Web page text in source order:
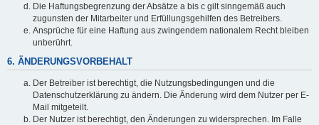
Die Haftungsbegrenzung der Absätze a bis c gilt sinngemäß auch
zugunsten der Mitarbeiter und Erfüllungsgehilfen des Betreibers.
Ansprüche für eine Haftung aus zwingendem nationalem Recht bleiben
unberührt.
6. ÄNDERUNGSVORBEHALT
Der Betreiber ist berechtigt, die Nutzungsbedingungen und die
Datenschutzerklärung zu ändern. Die Änderung wird dem Nutzer per E-
Mail mitgeteilt.
Der Nutzer ist berechtigt, den Änderungen zu widersprechen. Im Falle